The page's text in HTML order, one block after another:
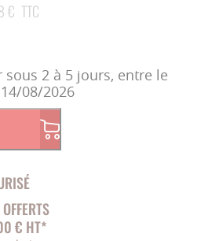
€ TTC
sous 2 à 5 jours, entre le
08/2026
€ HT*